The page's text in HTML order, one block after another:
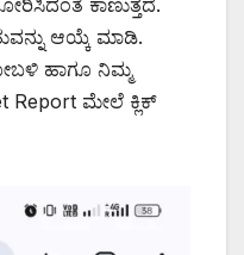
ಕಾಣುತ್ತದೆ.
ಆಯ್ಕೆ ಮಾಡಿ.
ಹಾಗೂ ನಿಮ್ಮ
Report ಮೇಲೆ ಕ್ಲಿಕ್